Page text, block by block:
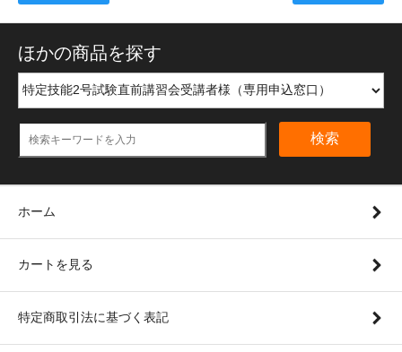
ほかの商品を探す
検索
ホーム
カートを見る
特定商取引法に基づく表記